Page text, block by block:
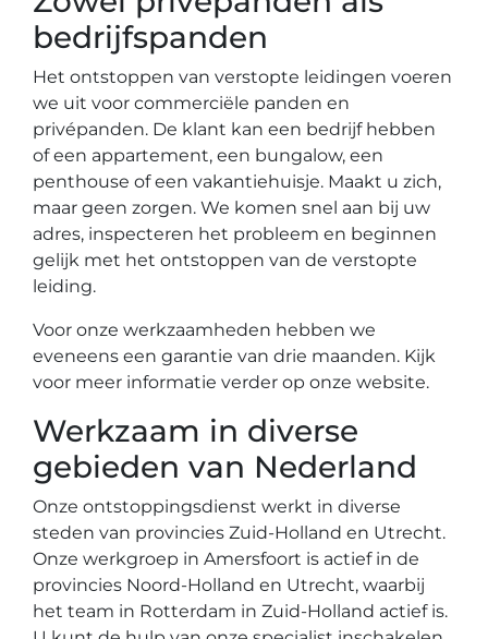
bedrijfspanden
Het ontstoppen van verstopte leidingen voeren
we uit voor commerciële panden en
privépanden. De klant kan een bedrijf hebben
of een appartement, een bungalow, een
penthouse of een vakantiehuisje. Maakt u zich,
maar geen zorgen. We komen snel aan bij uw
adres, inspecteren het probleem en beginnen
gelijk met het ontstoppen van de verstopte
leiding.
Voor onze werkzaamheden hebben we
eveneens een garantie van drie maanden. Kijk
voor meer informatie verder op onze website.
Werkzaam in diverse
gebieden van Nederland
Onze ontstoppingsdienst werkt in diverse
steden van provincies Zuid-Holland en Utrecht.
Onze werkgroep in Amersfoort is actief in de
provincies Noord-Holland en Utrecht, waarbij
het team in Rotterdam in Zuid-Holland actief is.